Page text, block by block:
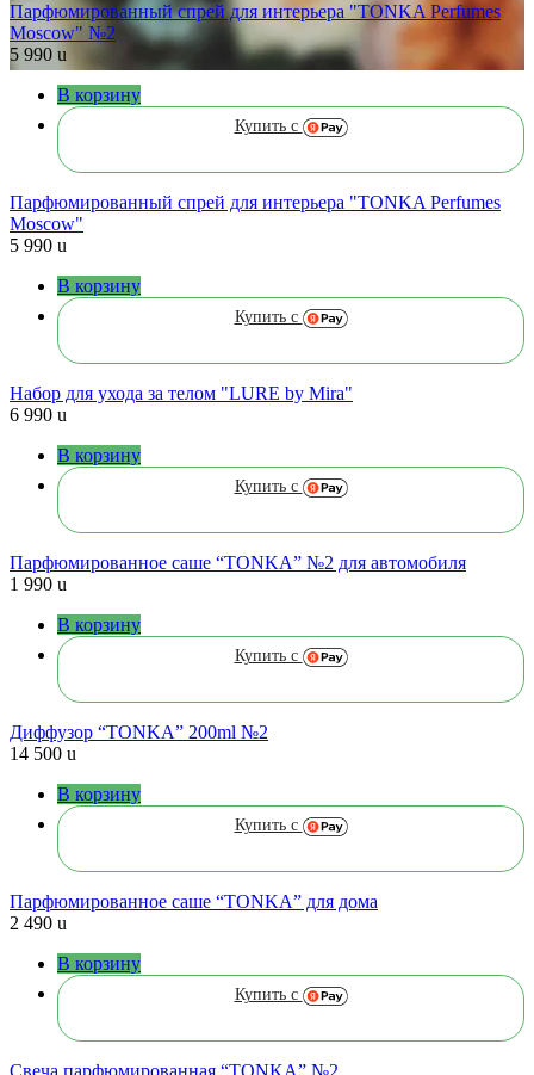
Парфюмированный спрей для интерьера "TONKA Perfumes
Moscow" №2
5 990 u
В корзину
Купить с
Парфюмированный спрей для интерьера "TONKA Perfumes
Moscow"
5 990 u
В корзину
Купить с
Набор для ухода за телом "LURE by Mira"
6 990 u
В корзину
Купить с
Парфюмированное саше “TONKA” №2 для автомобиля
1 990 u
В корзину
Купить с
Диффузор “TONKA” 200ml №2
14 500 u
В корзину
Купить с
Парфюмированное саше “TONKA” для дома
2 490 u
В корзину
Купить с